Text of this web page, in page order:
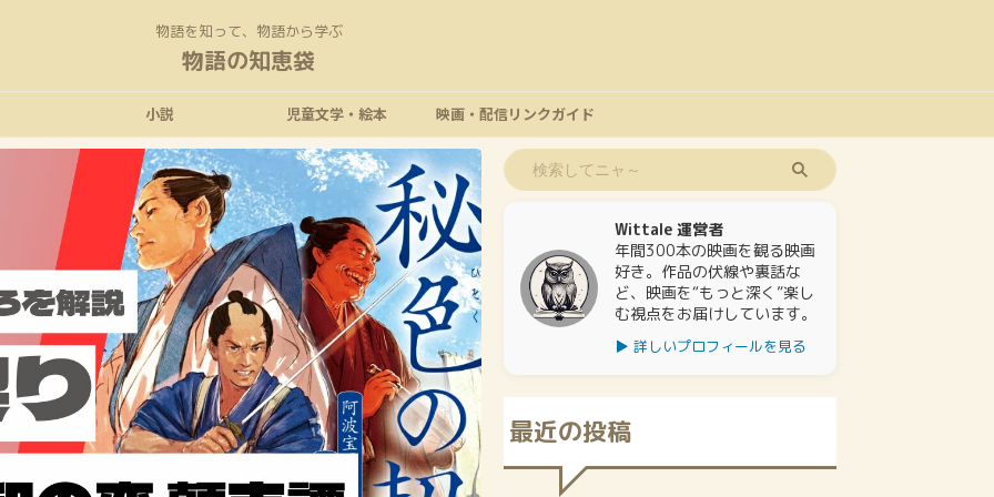
物語を知って、物語から学ぶ
物語の知恵袋
小説 児童文学・絵本 映画・配信リンクガイド
Wittale 運営者
年間300本の映画を観る映画
好き。作品の伏線や裏話な
ど、映画を“もっと深く”楽し
む視点をお届けしています。
▶ 詳しいプロフィールを見る
最近の投稿